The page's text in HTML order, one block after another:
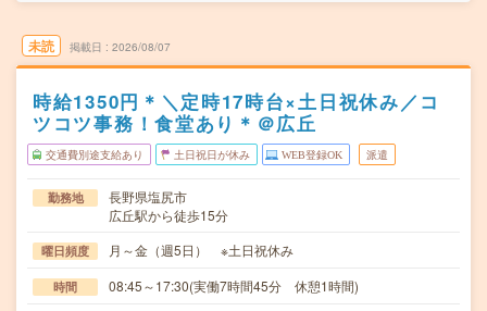
未読 掲載日 2026/08/07
時給1350円＊＼定時17時台×土日祝休み／コ
ツコツ事務！食堂あり＊＠広丘
交通費別途支給あり 土日祝日が休み WEB登録OK 派遣
勤務地
長野県塩尻市
広丘駅から徒歩15分
曜日頻度 月～金（週5日） ※土日祝休み
時間 08:45～17:30(実働7時間45分 休憩1時間)